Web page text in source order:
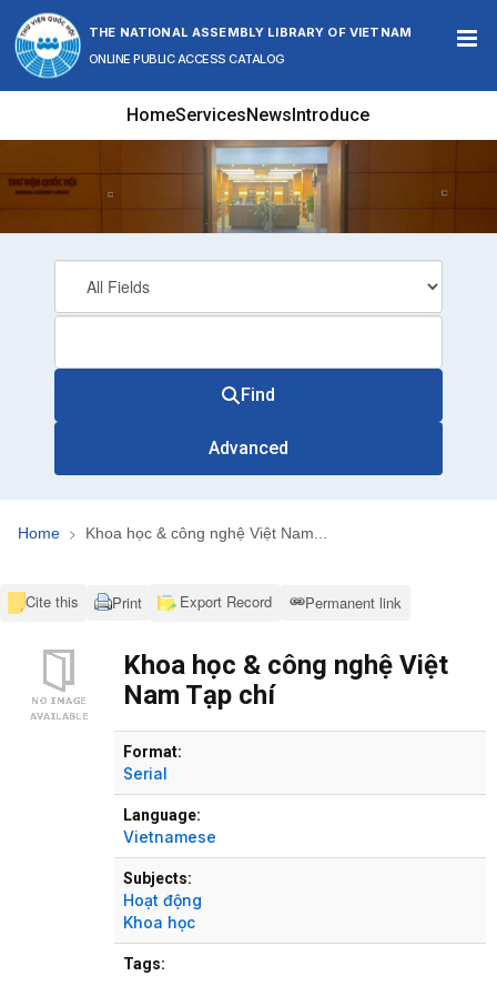
Skip to content
THE NATIONAL ASSEMBLY LIBRARY OF VIETNAM
ONLINE PUBLIC ACCESS CATALOG
HomeServicesNewsIntroduce
Find
Advanced
Home Khoa học & công nghệ Việt Nam...
Cite this Print Export Record Permanent link
Khoa học & công nghệ Việt
Nam Tạp chí
Format:
Serial
Language:
Vietnamese
Subjects:
Hoạt động
Khoa học
Tags: